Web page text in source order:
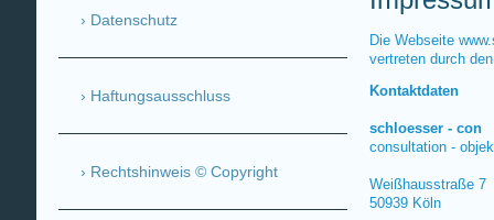
Die Webseite
vertreten durch
Kontaktdaten
schloesser - con
consultation -
Weißhausstraße 7
50939 Köln
Datenschutz
Haftungsausschluss
Rechtshinweis © Copyright